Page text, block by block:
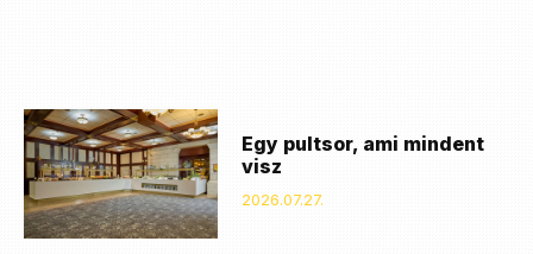
Egy pultsor, ami mindent
visz
2026.07.27.